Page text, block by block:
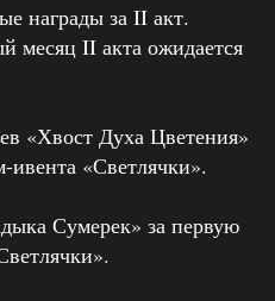
награды за II акт.
месяц II акта ожидается
«Хвост Духа Цветения»
«Светлячки».
Сумерек» за первую